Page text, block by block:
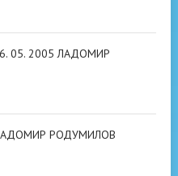
05. 2005 ЛАДОМИР
РОДУМИЛОВ